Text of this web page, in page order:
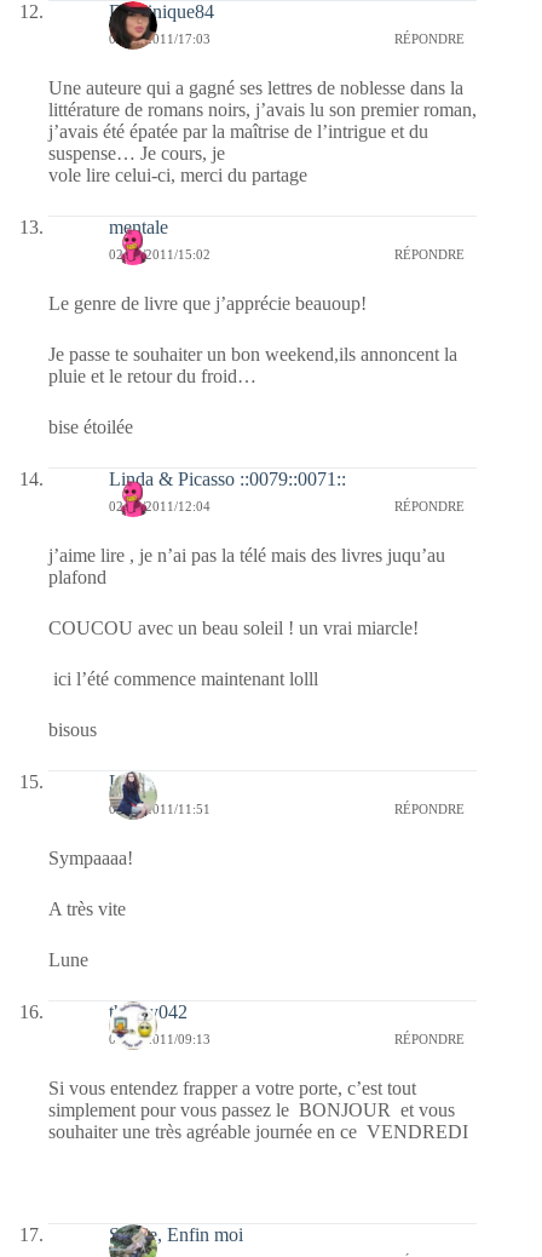
Dominique84
02/09/2011/17:03 RÉPONDRE
Une auteure qui a gagné ses lettres de noblesse dans la
littérature de romans noirs, j’avais lu son premier roman,
j’avais été épatée par la maîtrise de l’intrigue et du
suspense… Je cours, je
vole lire celui-ci, merci du partage
mentale
02/09/2011/15:02 RÉPONDRE
Le genre de livre que j’apprécie beauoup!
Je passe te souhaiter un bon weekend,ils annoncent la
pluie et le retour du froid…
bise étoilée
Linda & Picasso ::0079::0071::
02/09/2011/12:04 RÉPONDRE
j’aime lire , je n’ai pas la télé mais des livres juqu’au
plafond
COUCOU avec un beau soleil ! un vrai miarcle!
ici l’été commence maintenant lolll
bisous
Lune
02/09/2011/11:51 RÉPONDRE
Sympaaaa!
A très vite
Lune
thierry042
02/09/2011/09:13 RÉPONDRE
Si vous entendez frapper a votre porte, c’est tout
simplement pour vous passez le BONJOUR et vous
souhaiter une très agréable journée en ce VENDREDI
Sylvie, Enfin moi